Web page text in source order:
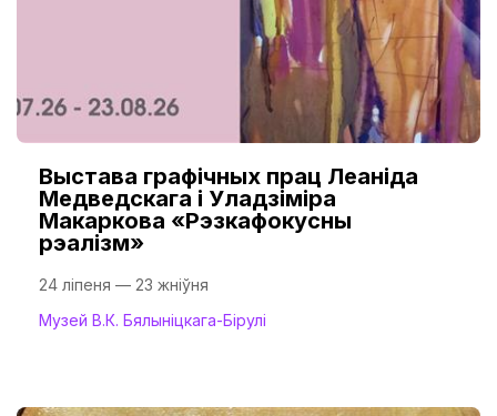
Выстава графічных прац Леаніда
Медведскага і Уладзіміра
Макаркова «Рэзкафокусны
рэалізм»
24 ліпеня — 23 жніўня
Музей В.К. Бялыніцкага-Бірулі